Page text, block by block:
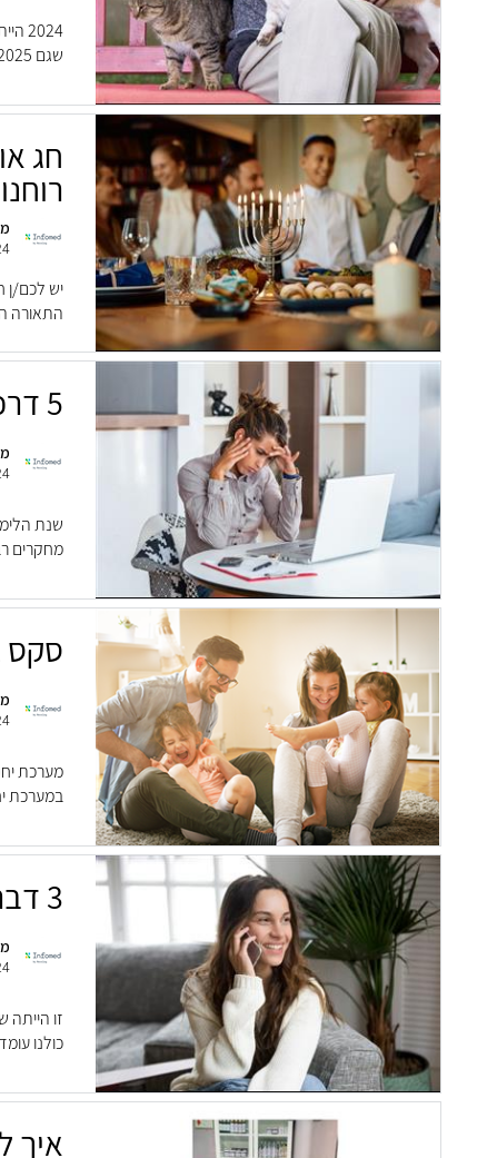
שגם 2025 לא צפויה להיות קלה במיוחד. איך נעבור א...
חג
רוחנו
יש לכם/ן
התאורה
5 דרכים לשפר את הריכוז
שנת
מחקרים
סקס
מערכת
במערכת
3 דברים שישפרו לכם/ן את השנה הבאה
זו
כולנו
איך